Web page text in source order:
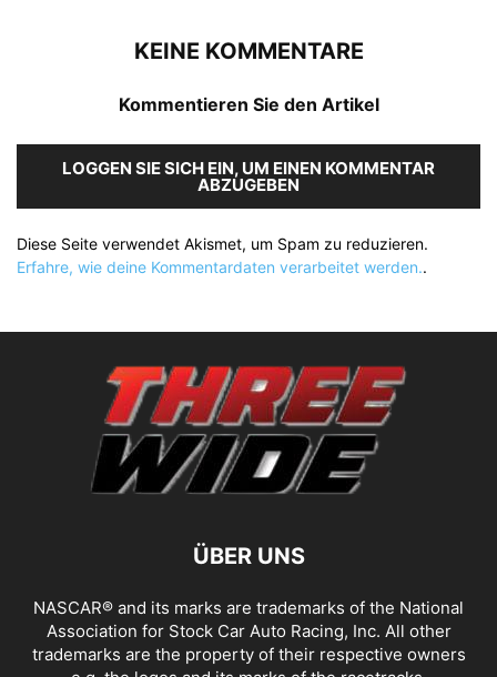
KEINE KOMMENTARE
Kommentieren Sie den Artikel
LOGGEN SIE SICH EIN, UM EINEN KOMMENTAR
ABZUGEBEN
Diese Seite verwendet Akismet, um Spam zu reduzieren.
Erfahre, wie deine Kommentardaten verarbeitet werden..
ÜBER UNS
NASCAR® and its marks are trademarks of the National
Association for Stock Car Auto Racing, Inc. All other
trademarks are the property of their respective owners